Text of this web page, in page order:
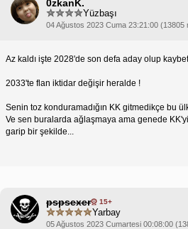
0zkanK.
Yüzbaşı
04 Ağustos 2023 Cuma 23:21:00 (13805
Az kaldı işte 2028'de son defa aday olup
2033'te flan iktidar değişir heralde !
Senin toz konduramadığın KK gitmedikçe bu
Ve sen buralarda ağlaşmaya ama genede
garip bir şekilde...
pspsexer 15+
Yarbay
05 Ağustos 2023 Cumartesi 00:08:00